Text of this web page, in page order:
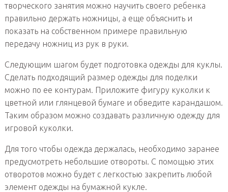
творческого занятия можно научить своего ребенка
правильно держать ножницы, а еще объяснить и
показать на собственном примере правильную
передачу ножниц из рук в руки.
Следующим шагом будет подготовка одежды для куклы.
Сделать подходящий размер одежды для поделки
можно по ее контурам. Приложите фигуру куколки к
цветной или глянцевой бумаге и обведите карандашом.
Таким образом можно создавать различную одежду для
игровой куколки.
Для того чтобы одежда держалась, необходимо заранее
предусмотреть небольшие отвороты. С помощью этих
отворотов можно будет с легкостью закрепить любой
элемент одежды на бумажной кукле.